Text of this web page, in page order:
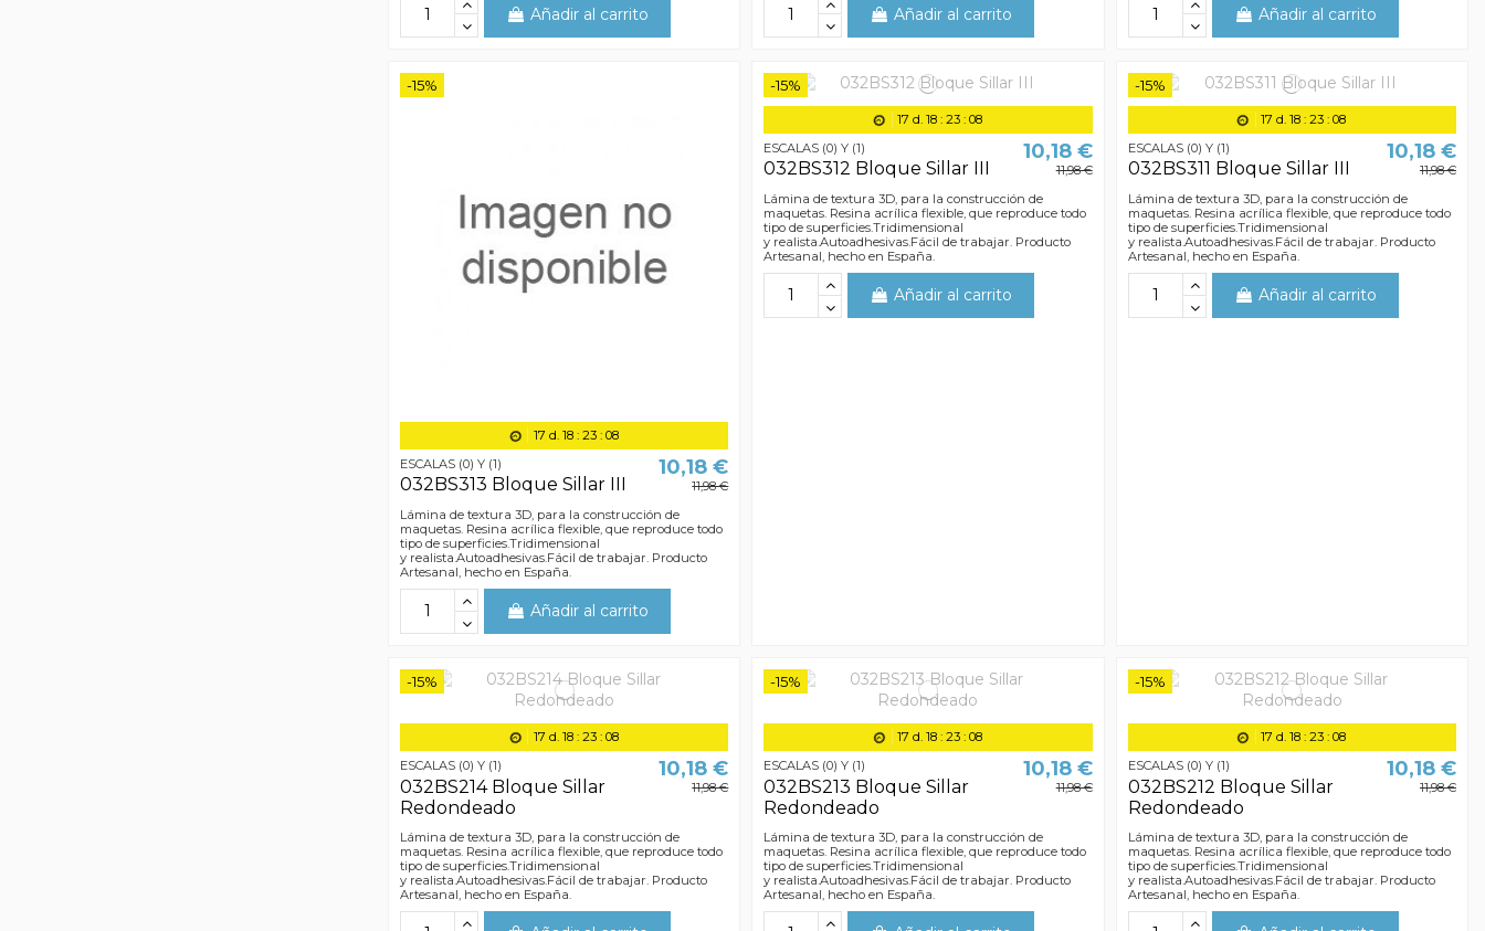
Añadir al carrito Añadir al carrito Añadir al carrito
-15%
17 d. 18: 23: 07
ESCALAS (0) Y (1)
032BS313 Bloque Sillar III
10,18 €
11,98 €
Lámina de textura 3D, para la construcción de
maquetas. Resina acrílica flexible, que reproduce todo
tipo de superficies.Tridimensional
y realista.Autoadhesivas.Fácil de trabajar. Producto
Artesanal, hecho en España.
Añadir al carrito
-15%
17 d. 18: 23: 07
ESCALAS (0) Y (1)
032BS312 Bloque Sillar III
10,18 €
11,98 €
Lámina de textura 3D, para la construcción de
maquetas. Resina acrílica flexible, que reproduce todo
tipo de superficies.Tridimensional
y realista.Autoadhesivas.Fácil de trabajar. Producto
Artesanal, hecho en España.
Añadir al carrito
-15%
17 d. 18: 23: 07
ESCALAS (0) Y (1)
032BS311 Bloque Sillar III
10,18 €
11,98 €
Lámina de textura 3D, para la construcción de
maquetas. Resina acrílica flexible, que reproduce todo
tipo de superficies.Tridimensional
y realista.Autoadhesivas.Fácil de trabajar. Producto
Artesanal, hecho en España.
Añadir al carrito
-15%
17 d. 18: 23: 07
ESCALAS (0) Y (1)
032BS214 Bloque Sillar
Redondeado
10,18 €
11,98 €
Lámina de textura 3D, para la construcción de
maquetas. Resina acrílica flexible, que reproduce todo
tipo de superficies.Tridimensional
y realista.Autoadhesivas.Fácil de trabajar. Producto
Artesanal, hecho en España.
-15%
17 d. 18: 23: 07
ESCALAS (0) Y (1)
032BS213 Bloque Sillar
Redondeado
10,18 €
11,98 €
Lámina de textura 3D, para la construcción de
maquetas. Resina acrílica flexible, que reproduce todo
tipo de superficies.Tridimensional
y realista.Autoadhesivas.Fácil de trabajar. Producto
Artesanal, hecho en España.
-15%
17 d. 18: 23: 07
ESCALAS (0) Y (1)
032BS212 Bloque Sillar
Redondeado
10,18 €
11,98 €
Lámina de textura 3D, para la construcción de
maquetas. Resina acrílica flexible, que reproduce todo
tipo de superficies.Tridimensional
y realista.Autoadhesivas.Fácil de trabajar. Producto
Artesanal, hecho en España.